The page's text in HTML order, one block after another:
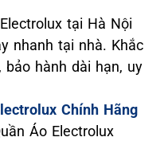
tại Hà Nội
nhanh tại nhà. Khắc
bảo hành dài hạn, uy
Chính Hãng
Áo Electrolux